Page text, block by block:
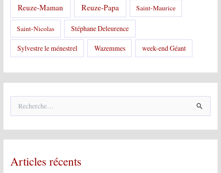
Reuze-Maman Reuze-Papa Saint-Maurice
Saint-Nicolas Stéphane Deleurence
Sylvestre le ménestrel Wazemmes week-end Géant
h
e
c
Articles récents